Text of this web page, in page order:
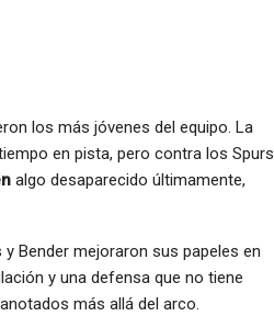
los más jóvenes del equipo. La
en pista, pero contra los Spurs
algo desaparecido últimamente,
y Bender mejoraron sus papeles en
y una defensa que no tiene
más allá del arco.